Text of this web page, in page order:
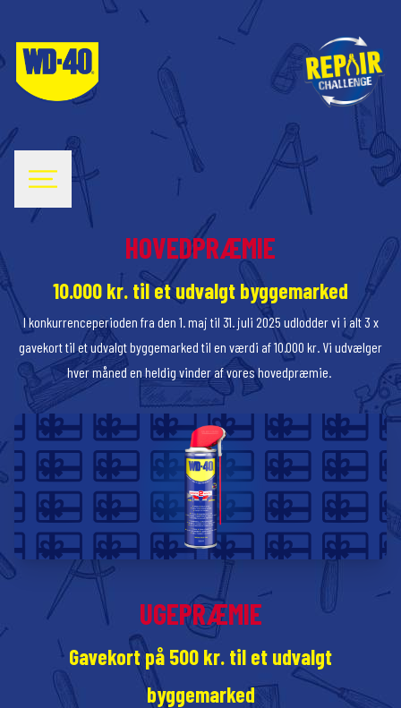
HOVEDPRÆMIE
10.000 kr. til et udvalgt byggemarked
I konkurrenceperioden fra den 1. maj til 31. juli 2025 udlodder vi i alt 3 x
gavekort til et udvalgt byggemarked til en værdi af 10.000 kr. Vi udvælger
hver måned en heldig vinder af vores hovedpræmie.
UGEPRÆMIE
Gavekort på 500 kr. til et udvalgt
byggemarked